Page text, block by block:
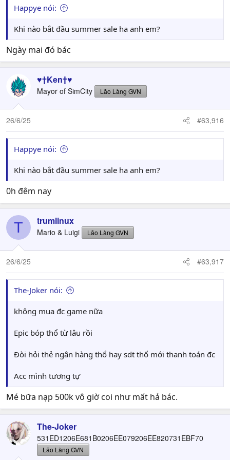
Happye nói:
Khi nào bắt đầu summer sale ha anh em?
Ngày mai đó bác
♥†Ken†♥
Mayor of SimCity Lão Làng GVN
26/6/25 #63,916
Happye nói:
Khi nào bắt đầu summer sale ha anh em?
0h đêm nay
T trumlinux
Mario & Luigi Lão Làng GVN
26/6/25 #63,917
The-Joker nói:
không mua đc game nữa
Epic bóp thổ từ lâu rồi
Đòi hỏi thẻ ngân hàng thổ hay sdt thổ mới thanh toán đc
Acc mình tương tự
Mé bữa nạp 500k vô giờ coi như mất hả bác.
The-Joker
531ED1206E681B0206EE079206EE820731EBF70
Lão Làng GVN